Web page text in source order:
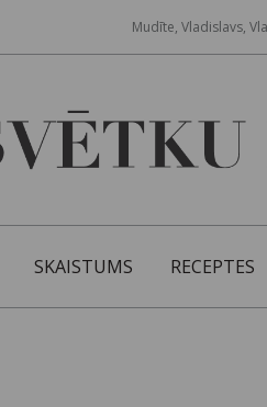
Mudīte, Vladislavs,
SKAISTUMS RECEPTES